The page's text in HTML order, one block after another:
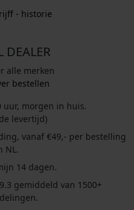
- historie
DEALER
alle merken
bestellen
uur, morgen in huis.
levertijd)
vanaf €49,- per bestelling
NL.
14 dagen.
gemiddeld van 1500+